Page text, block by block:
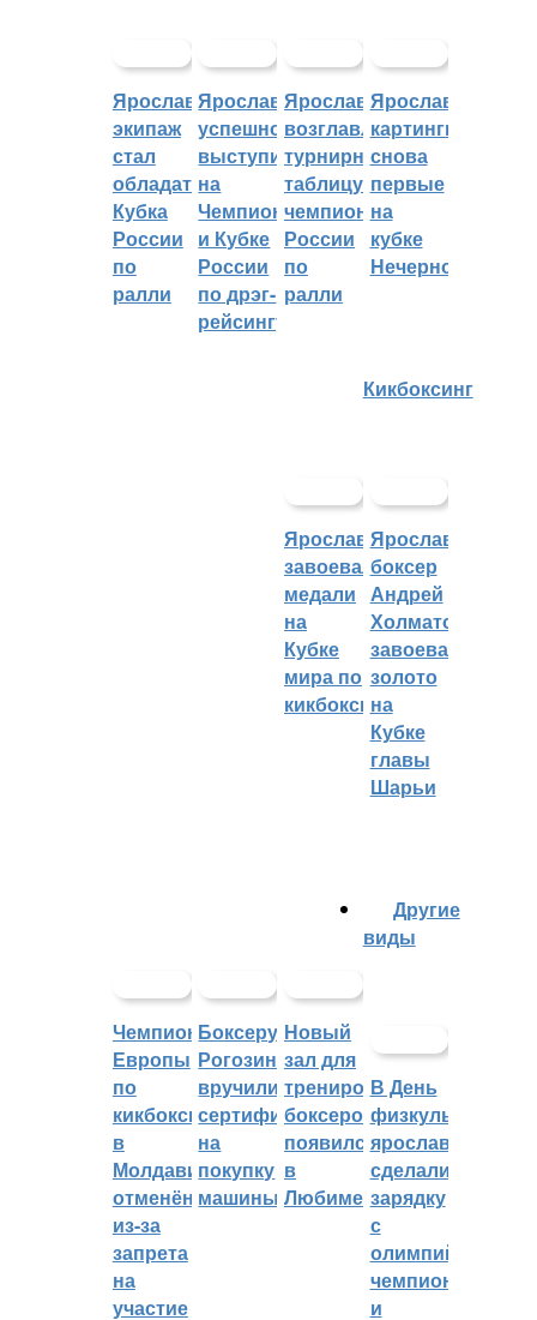
Ярославский
экипаж
стал
обладателем
Кубка
России
по
ралли
Ярославцы
успешно
выступили
на
Чемпионате
и Кубке
России
по дрэг-
рейсингу
Ярославцы
возглавляют
турнирную
таблицу
чемпионата
России
по
ралли
Ярославские
картингисты
снова
первые
на
кубке
Нечерноземья
Кикбоксинг
Ярославцы
завоевали
медали
на
Кубке
мира по
кикбоксингу
Ярославский
боксер
Андрей
Холматов
завоевал
золото
на
Кубке
главы
Шарьи
Чемпионат
Европы
по
кикбоксингу
в
Молдавии
отменён
из-за
запрета
на
участие
Боксеру
Рогозину
вручили
сертификат
на
покупку
машины
Новый
зал для
тренировок
боксеров
появился
в
Любиме
Другие
виды
В День
физкультурника
ярославцы
сделали
зарядку
с
олимпийским
чемпионом
и